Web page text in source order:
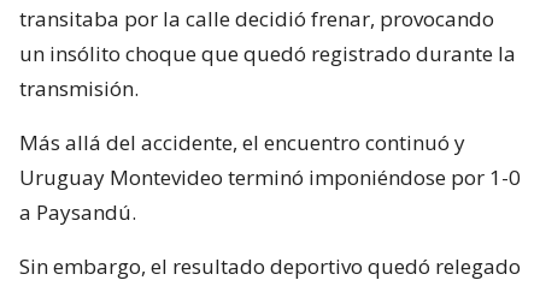
transitaba por la calle decidió frenar, provocando
un insólito choque que quedó registrado durante la
transmisión.
Más allá del accidente, el encuentro continuó y
Uruguay Montevideo terminó imponiéndose por 1-0
a Paysandú.
Sin embargo, el resultado deportivo quedó relegado